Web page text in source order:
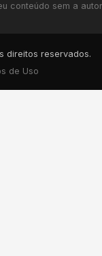
conteúdo sem a
direitos reservados.
de Uso